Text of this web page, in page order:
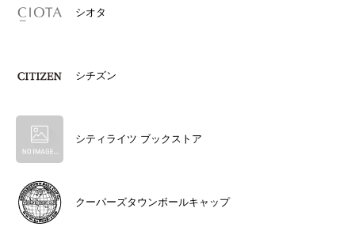
シオタ
シチズン
シティライツ ブックストア
クーパーズタウンボールキャップ